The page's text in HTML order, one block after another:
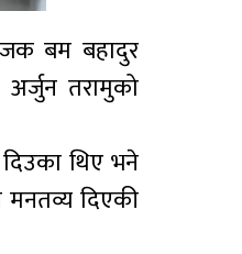
बम बहादुर
तरामुको
थिए भने
मनतव्य दिएकी